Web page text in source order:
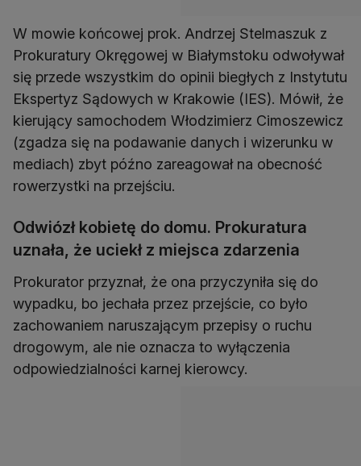
W mowie końcowej prok. Andrzej Stelmaszuk z
Prokuratury Okręgowej w Białymstoku odwoływał
się przede wszystkim do opinii biegłych z Instytutu
Ekspertyz Sądowych w Krakowie (IES). Mówił, że
kierujący samochodem Włodzimierz Cimoszewicz
(zgadza się na podawanie danych i wizerunku w
mediach) zbyt późno zareagował na obecność
rowerzystki na przejściu.
Odwiózł kobietę do domu. Prokuratura
uznała, że uciekł z miejsca zdarzenia
Prokurator przyznał, że ona przyczyniła się do
wypadku, bo jechała przez przejście, co było
zachowaniem naruszającym przepisy o ruchu
drogowym, ale nie oznacza to wyłączenia